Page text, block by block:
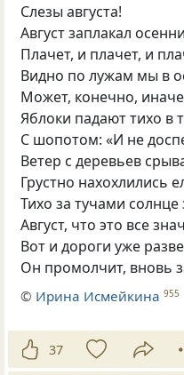
Слезы августа!
Август заплакал
Плачет, и плачет, и
Видно по лужам мы в
Может, конечно,
Яблоки падают тихо в
С шопотом: «И не
Ветер с деревьев
Грустно нахохлились
Тихо за тучами
Август, что это все
Вот и дороги уже
Он промолчит, вновь
© Ирина Исмейкина 955
37